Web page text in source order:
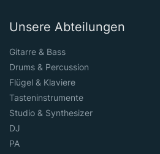
Unsere Abteilungen
Gitarre & Bass
Drums & Percussion
Flügel & Klaviere
Tasteninstrumente
Studio & Synthesizer
DJ
PA